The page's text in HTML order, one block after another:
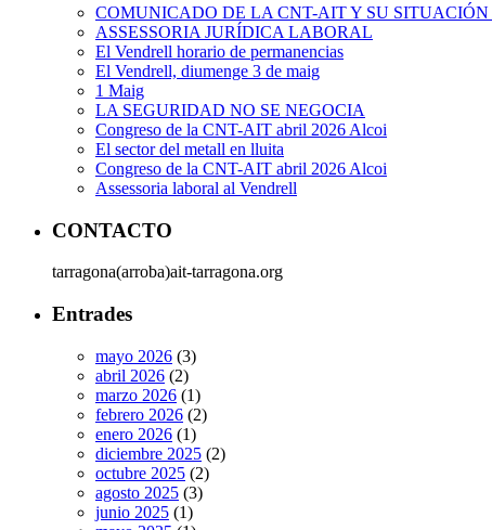
COMUNICADO DE LA CNT-AIT Y SU
ASSESSORIA JURÍDICA LABORAL
El Vendrell horario de permanencias
El Vendrell, diumenge 3 de maig
1 Maig
LA SEGURIDAD NO SE NEGOCIA
Congreso de la CNT-AIT abril 2026 Alcoi
El sector del metall en lluita
Congreso de la CNT-AIT abril 2026 Alcoi
Assessoria laboral al Vendrell
CONTACTO
tarragona(arroba)ait-tarragona.org
Entrades
mayo 2026 (3)
abril 2026 (2)
marzo 2026 (1)
febrero 2026 (2)
enero 2026 (1)
diciembre 2025 (2)
octubre 2025 (2)
agosto 2025 (3)
junio 2025 (1)